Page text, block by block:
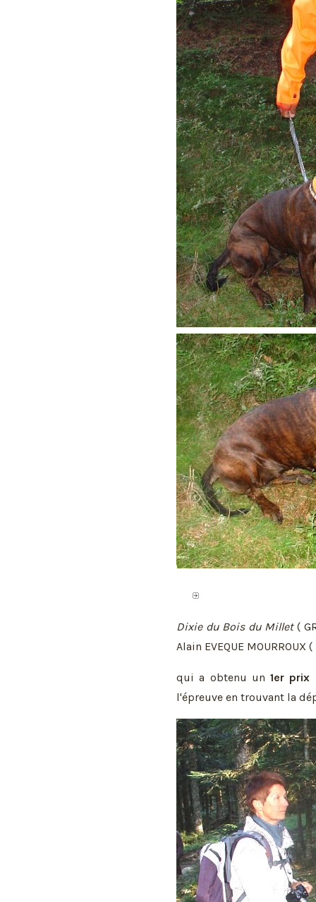
Dixie du Bois du Millet(
Alain EVEQUE MOURROUX
qui a obtenu un1er prix
l'épreuve en trouvant la